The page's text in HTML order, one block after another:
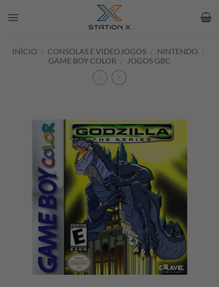
INÍCIO / CONSOLAS E VIDEOJOGOS / NINTENDO /
GAME BOY COLOR / JOGOS GBC